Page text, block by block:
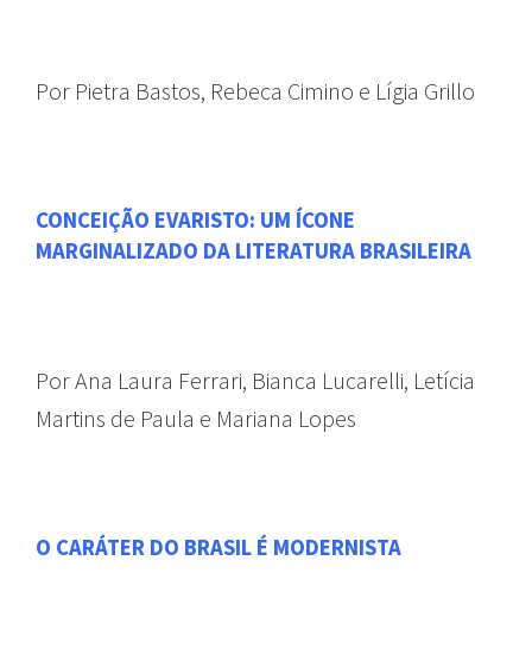
Por Pietra Bastos, Rebeca Cimino e Lígia Grillo
CONCEIÇÃO EVARISTO: UM ÍCONE
MARGINALIZADO DA LITERATURA BRASILEIRA
Por Ana Laura Ferrari, Bianca Lucarelli, Letícia
Martins de Paula e Mariana Lopes
O CARÁTER DO BRASIL É MODERNISTA